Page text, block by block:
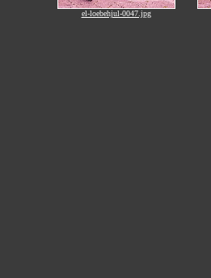
el-loebehjul-0047.jpg